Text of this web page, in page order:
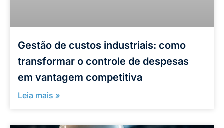
Gestão de custos industriais: como
transformar o controle de despesas
em vantagem competitiva
Leia mais »